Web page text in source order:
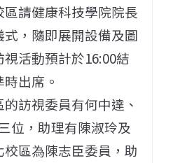
請健康科技學院院長
，隨即展開設備及圖
活動預計於16:00結
出席。
訪視委員有何中達、
位，助理有陳淑玲及
區為陳志臣委員，助